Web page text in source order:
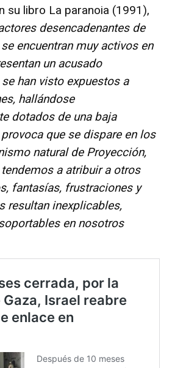
su libro La paranoia (1991),
desencadenantes de
encuentran muy activos en
un acusado
han visto expuestos a
hallándose
dotados de una baja
que se dispare en los
natural de Proyección,
a atribuir a otros
fantasías, frustraciones y
resultan inexplicables,
en nosotros